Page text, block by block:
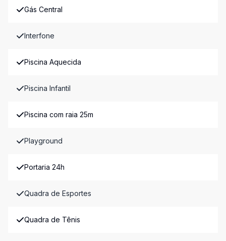
Gás Central
Interfone
Piscina Aquecida
Piscina Infantil
Piscina com raia 25m
Playground
Portaria 24h
Quadra de Esportes
Quadra de Tênis